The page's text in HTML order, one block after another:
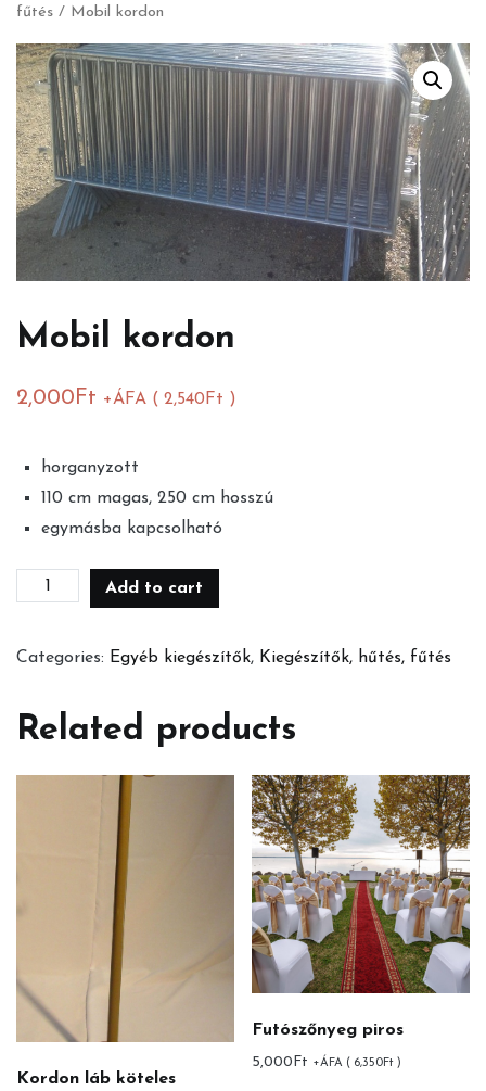
fűtés / Mobil kordon
Mobil kordon
2,000Ft +ÁFA ( 2,540Ft )
horganyzott
110 cm magas, 250 cm hosszú
egymásba kapcsolható
Mobil
Add to cart
Categories: Egyéb kiegészítők, Kiegészítők, hűtés, fűtés
Related products
Kordon láb köteles
Futószőnyeg piros
5,000 Ft +ÁFA ( 6,350Ft )